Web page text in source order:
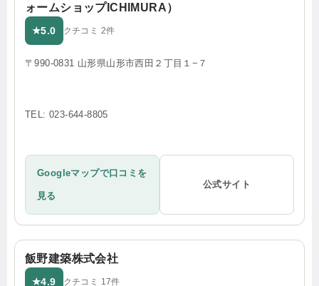
ォームショップICHIMURA）
★5.0 クチコミ 2件
〒990-0831 山形県山形市西田２丁目１−７
TEL: 023-644-8805
Googleマップで口コミを
見る
公式サイト
飯野建築株式会社
★4.9 クチコミ 17件